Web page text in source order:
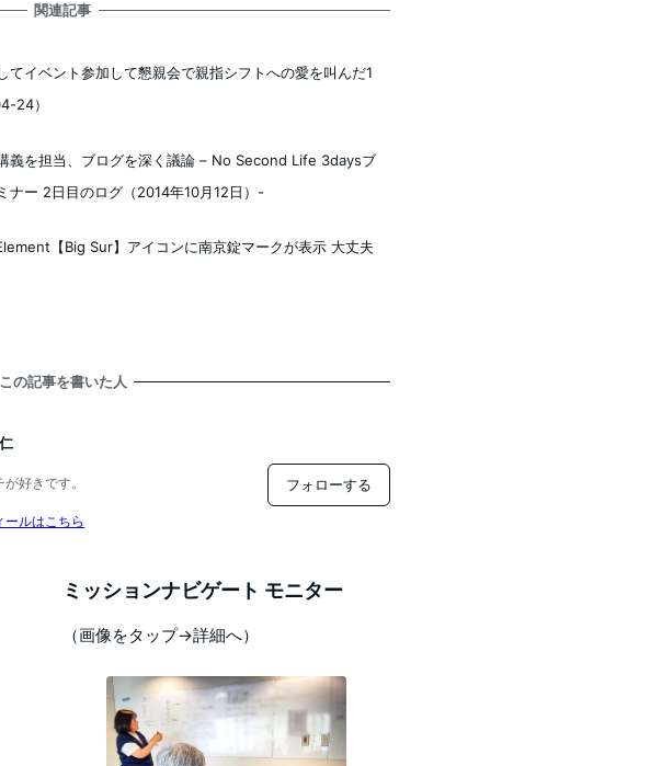
関連記事
てイベント参加して懇親会で親指シフトへの愛を叫んだ1
24）
義を担当、ブログを深く議論 – No Second Life 3daysブ
ナー 2日目のログ（2014年10月12日）-
【Big Sur】アイコンに南京錠マークが表示 大丈夫
この記事を書いた人
好きです。
ールはこちら
フォローする
ミッションナビゲート モニター
（画像をタップ→詳細へ）